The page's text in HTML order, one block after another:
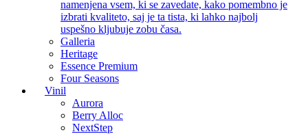
namenjena vsem, ki se zavedate, kako pomembno je
izbrati kvaliteto, saj je ta tista, ki lahko najbolj
uspešno kljubuje zobu časa.
Galleria
Heritage
Essence Premium
Four Seasons
Vinil
Aurora
Berry Alloc
NextStep